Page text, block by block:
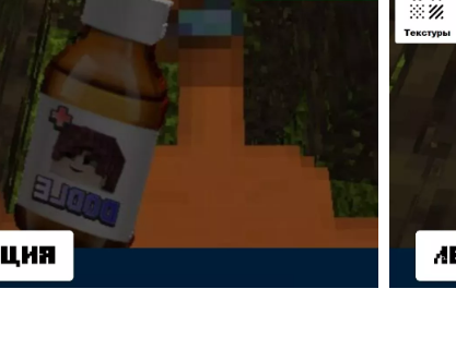
кто-то будет расплачиваться алмазами, изумрудами
вместо них обычную валюту. Теперь игроки
заработанную валюту.
равно стоить быть осторожными, ведь жители со
за десять изумрудов никуда не делись.